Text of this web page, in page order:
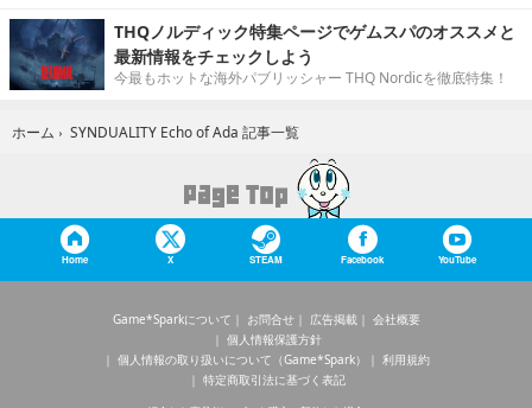
THQノルディック特集ページでゲムスパのオススメと
最新情報をチェックしよう
今最もホットな海外パブリッシャー THQ Nordicを徹底特集！
ホーム › SYNDUALITY Echo of Ada 記事一覧
Home X STEAM Facebook YouTube
Game*Sparkについて お問合せ 広告掲載
会社概要
個人情報保護方針
個人情報の取り扱いについて（Game*Spark）
利用規約
特定商取引法に基づく表記